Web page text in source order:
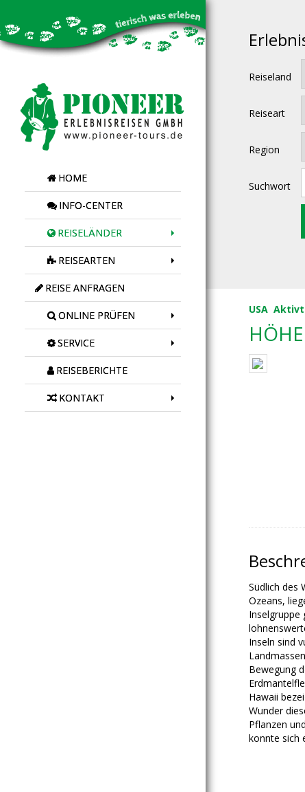
HOME
INFO-CENTER
REISELÄNDER
REISEARTEN
REISE ANFRAGEN
ONLINE PRÜFEN
SERVICE
REISEBERICHTE
KONTAKT
Reiseland
Reiseart
Region
Suchwort
USA
Südlich des
Ozeans,
Inselgruppe
Inseln sind
Bewegung
Hawaii
Wunder
Pflanzen
konnte sich